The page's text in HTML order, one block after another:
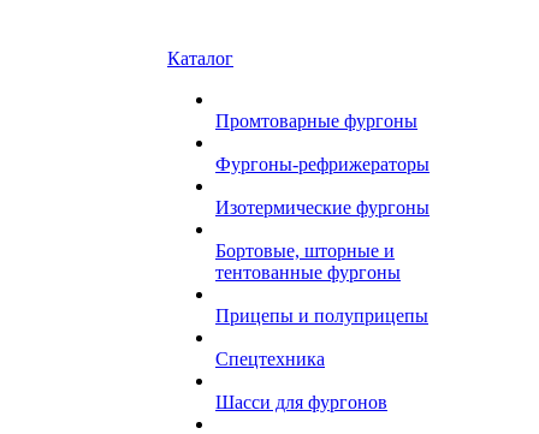
Каталог
Промтоварные фургоны
Фургоны-рефрижераторы
Изотермические фургоны
Бортовые, шторные и
тентованные фургоны
Прицепы и полуприцепы
Спецтехника
Шасси для фургонов